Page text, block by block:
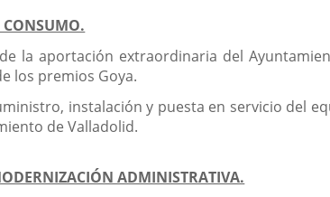
CONSUMO.
la aportación extraordinaria del
los premios Goya.
instalación y puesta en servicio del
de Valladolid.
ADMINISTRATIVA.